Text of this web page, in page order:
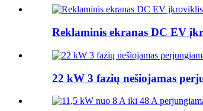
Reklaminis ekranas DC EV
22 kW 3 fazių nešiojamas